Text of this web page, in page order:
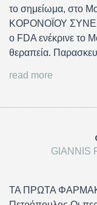
το σημείωμα, στο
ΚΟΡΟΝΟΪΟΥ
ο FDA ενέκρινε το
θεραπεία.
read more
GIANNIS
ΤΑ ΠΡΩΤΑ